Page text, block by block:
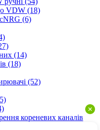
VDW (18)
(6)
(14)
(18)
(52)
кореневих каналів